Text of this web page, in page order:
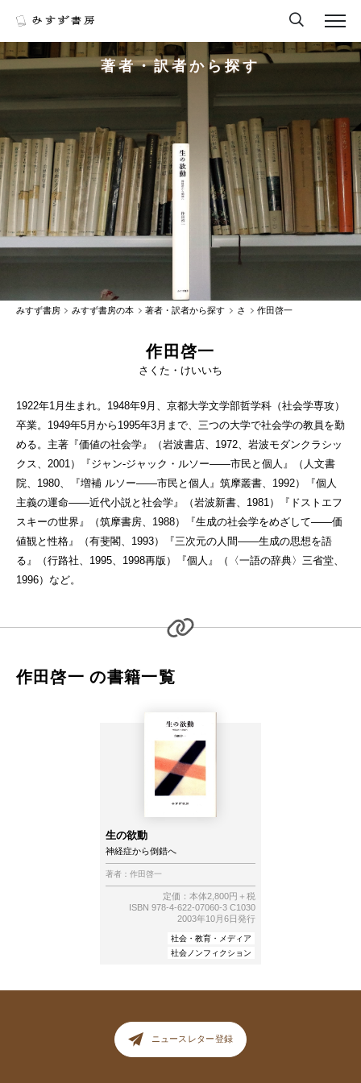
著者・訳者から探す
みすず書房 みすず書房の本 著者・訳者から探す さ 作田啓一
作田啓一
さくた・けいいち
1922年1月生まれ。1948年9月、京都大学文学部哲学科（社会学専攻）
卒業。1949年5月から1995年3月まで、三つの大学で社会学の教員を勤
める。主著『価値の社会学』（岩波書店、1972、岩波モダンクラシッ
クス、2001）『ジャン‐ジャック・ルソー——市民と個人』（人文書
院、1980、『増補 ルソー——市民と個人』筑摩叢書、1992）『個人
主義の運命——近代小説と社会学』（岩波新書、1981）『ドストエフ
スキーの世界』（筑摩書房、1988）『生成の社会学をめざして——価
値観と性格』（有斐閣、1993）『三次元の人間——生成の思想を語
る』（行路社、1995、1998再版）『個人』（〈一語の辞典〉三省堂、
1996）など。
作田啓一 の書籍一覧
生の欲動
神経症から倒錯へ
著者： 作田啓一
定価：本体2,800円＋税
ISBN 978-4-622-07060-3 C1030
2003年10月6日発行
社会・教育・メディア
社会ノンフィクション
ニュースレター登録